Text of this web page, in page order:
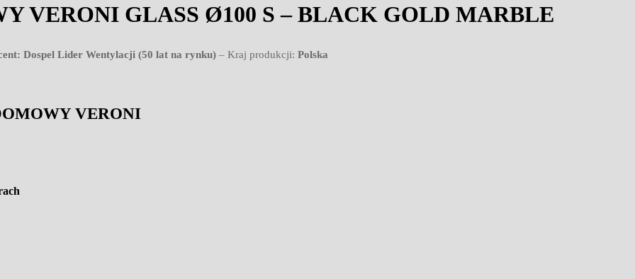
VERONI GLASS Ø100 S – BLACK GOLD MARBLE
Dospel Lider Wentylacji (50 lat na rynku) – Kraj produkcji: Polska
VERONI